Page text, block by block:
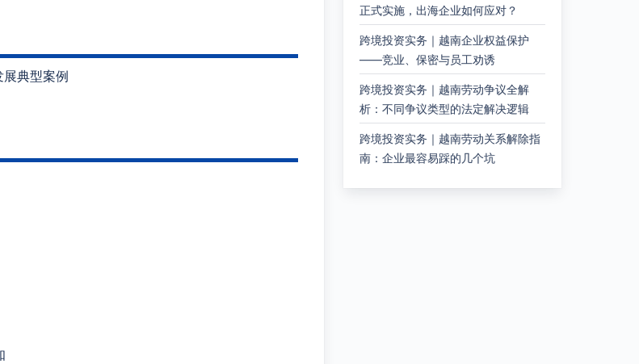
典型案例
正式实施，出海企业如何应对？
跨境投资实务｜越南企业权益保护
——竞业、保密与员工劝诱
跨境投资实务｜越南劳动争议全解
析：不同争议类型的法定解决逻辑
跨境投资实务｜越南劳动关系解除指
南：企业最容易踩的几个坑